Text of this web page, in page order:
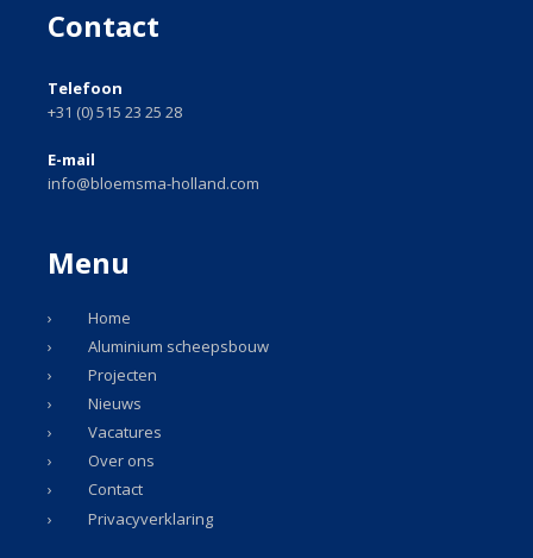
Contact
Telefoon
+31 (0) 515 23 25 28
E-mail
info@bloemsma-holland.com
Menu
Home
Aluminium scheepsbouw
Projecten
Nieuws
Vacatures
Over ons
Contact
Privacyverklaring